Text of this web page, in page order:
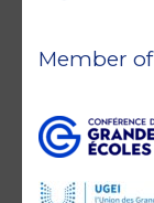
Member of